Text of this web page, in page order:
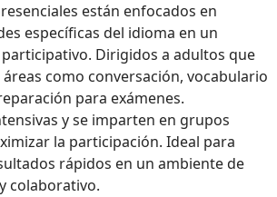
están enfocados en
específicas del idioma en un
Dirigidos a adultos que
como conversación, vocabulario
para exámenes.
y se imparten en grupos
la participación. Ideal para
rápidos en un ambiente de
colaborativo.